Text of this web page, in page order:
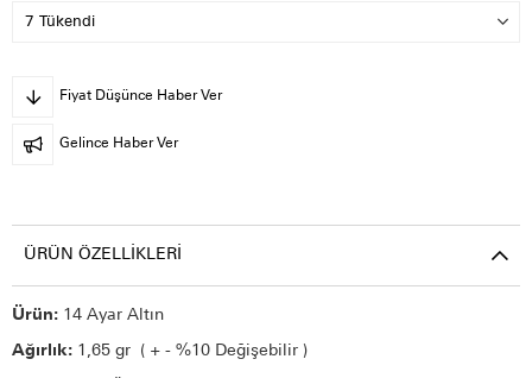
Fiyat Düşünce Haber Ver
Gelince Haber Ver
ÜRÜN ÖZELLIKLERI
Ürün: 14 Ayar Altın
Ağırlık: 1,65 gr ( + - %10 Değişebilir )